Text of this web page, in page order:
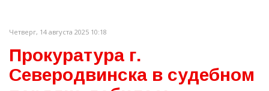
Четверг, 14 августа 2025 10:18
Прокуратура г.
Северодвинска в судебном